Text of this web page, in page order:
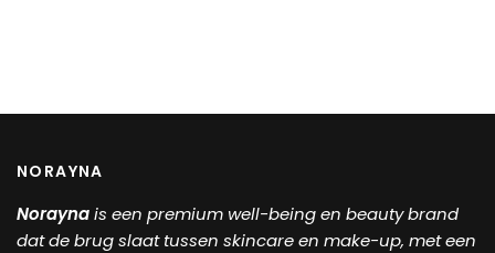
NORAYNA
Noraynais een premium well-being en beauty brand
dat de brug slaat tussen skincare en make-up, met een